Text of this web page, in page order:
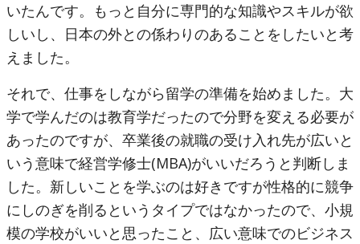
いたんです。もっと自分に専門的な知識やスキルが欲
しいし、日本の外との係わりのあることをしたいと考
えました。
それで、仕事をしながら留学の準備を始めました。大
学で学んだのは教育学だったので分野を変える必要が
あったのですが、卒業後の就職の受け入れ先が広いと
いう意味で経営学修士(MBA)がいいだろうと判断しま
した。新しいことを学ぶのは好きですが性格的に競争
にしのぎを削るというタイプではなかったので、小規
模の学校がいいと思ったこと、広い意味でのビジネス